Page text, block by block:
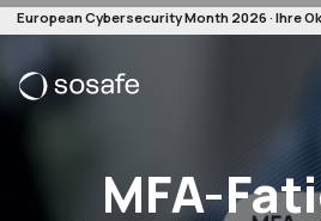
European Cybersecurity Month 2026 · Ihre
MFA-